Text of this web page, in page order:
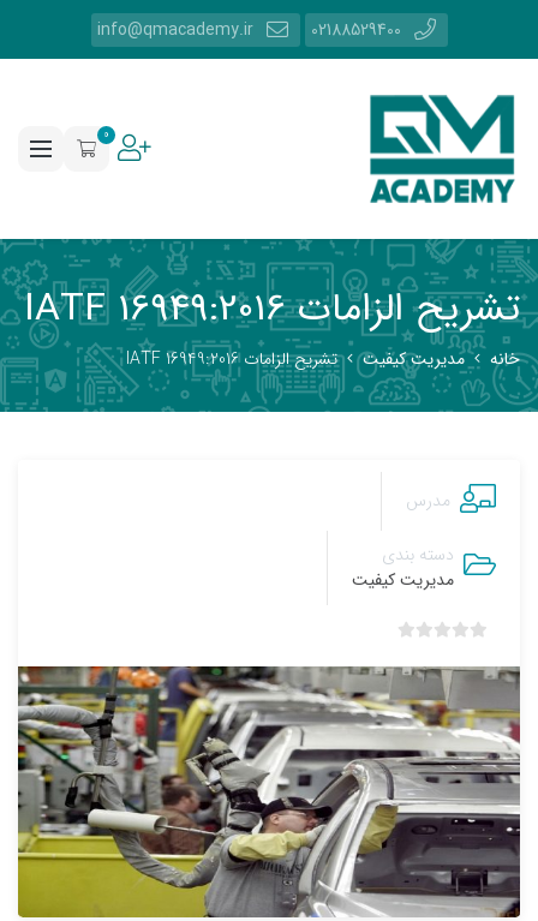
02188529400
info@qmacademy.ir
0
تشریح الزامات 16949:2016 IATF
خانه مدیریت کیفیت تشریح الزامات 16949:2016 IATF
مدرس
دسته بندی
مدیریت کیفیت
د
و
ن
ا
م
ت
ی
ز
0